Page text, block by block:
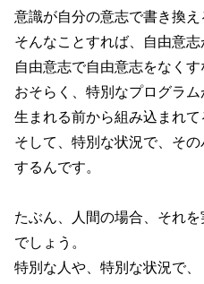
意識が自分の意志で書き換え
そんなことすれば、自由意志
自由意志で自由意志をなくす
おそらく、特別なプログラム
生まれる前から組み込まれて
そして、特別な状況で、そ
するんです。
たぶん、人間の場合、それ
でしょう。
特別な人や、特別な状況で